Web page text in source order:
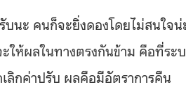
บนะ คนก็จะยิ่งดองโดยไม่สนใจ
ให้ผลในทางตรงกันข้าม คือที่ระ
ลิกค่าปรับ ผลคือมีอัตราการคืน